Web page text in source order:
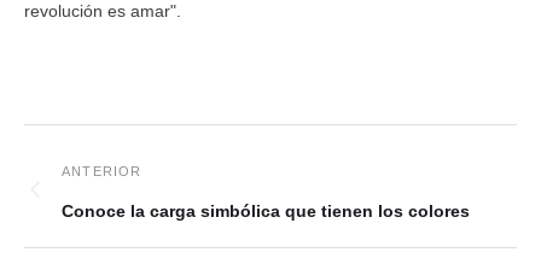
revolución es amar".
Conoce la carga simbólica que tienen los colores